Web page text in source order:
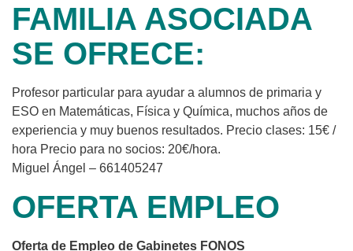
FAMILIA ASOCIADA
SE OFRECE:
Profesor particular para ayudar a alumnos de primaria y
ESO en Matemáticas, Física y Química, muchos años de
experiencia y muy buenos resultados. Precio clases: 15€ /
hora Precio para no socios: 20€/hora.
Miguel Ángel – 661405247
OFERTA EMPLEO
Oferta de Empleo de Gabinetes FONOS